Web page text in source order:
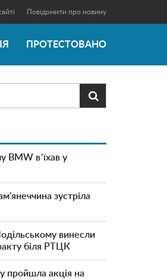
Повідомити про новину
ПРОТЕСТОВАНО

BMW вʼїхав у
зустріла
винесли
біля РТЦК
пройшла акція на